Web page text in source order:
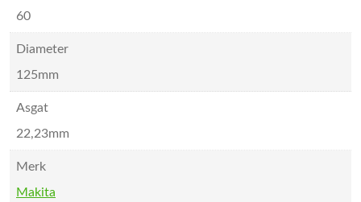
60
Diameter
125mm
Asgat
22,23mm
Merk
Makita